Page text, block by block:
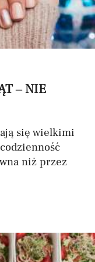
– NIE
się wielkimi
niż przez